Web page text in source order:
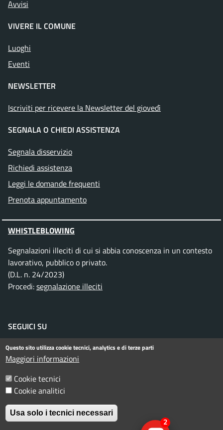
Avvisi
VIVERE IL COMUNE
Luoghi
Eventi
NEWSLETTER
Iscriviti per ricevere la Newsletter del giovedì
SEGNALA O CHIEDI ASSISTENZA
Segnala disservizio
Richiedi assistenza
Leggi le domande frequenti
Prenota appuntamento
WHISTLEBLOWING
Segnalazioni illeciti di cui si abbia conoscenza in un contesto
lavorativo, pubblico o privato.
(D.L. n. 24/2023)
Procedi:segnalazione illeciti
SEGUICI SU
Facebook
Instagram
Telegram
TwitterWhatsApp
YouTube
Menu piè di pagina
Informativa privacy
Dichiarazione di accessibilità
Questo sito utilizza cookie tecnici, analytics e di terze parti
Maggiori informazioni
Cookie tecnici
Cookie analitici
Usa solo i tecnici necessari
2